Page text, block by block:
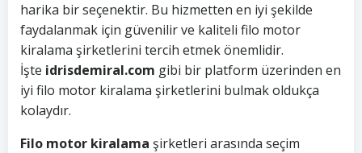
harika bir seçenektir. Bu hizmetten en iyi şekilde
faydalanmak için güvenilir ve kaliteli filo motor
kiralama şirketlerini tercih etmek önemlidir.
İşte idrisdemiral.com gibi bir platform üzerinden en
iyi filo motor kiralama şirketlerini bulmak oldukça
kolaydır.
Filo motor kiralama şirketleri arasında seçim